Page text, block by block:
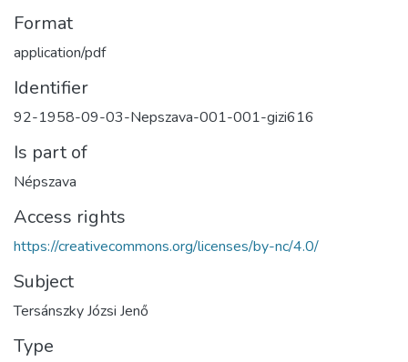
Format
application/pdf
Identifier
92-1958-09-03-Nepszava-001-001-gizi616
Is part of
Népszava
Access rights
https://creativecommons.org/licenses/by-nc/4.0/
Subject
Tersánszky Józsi Jenő
Type